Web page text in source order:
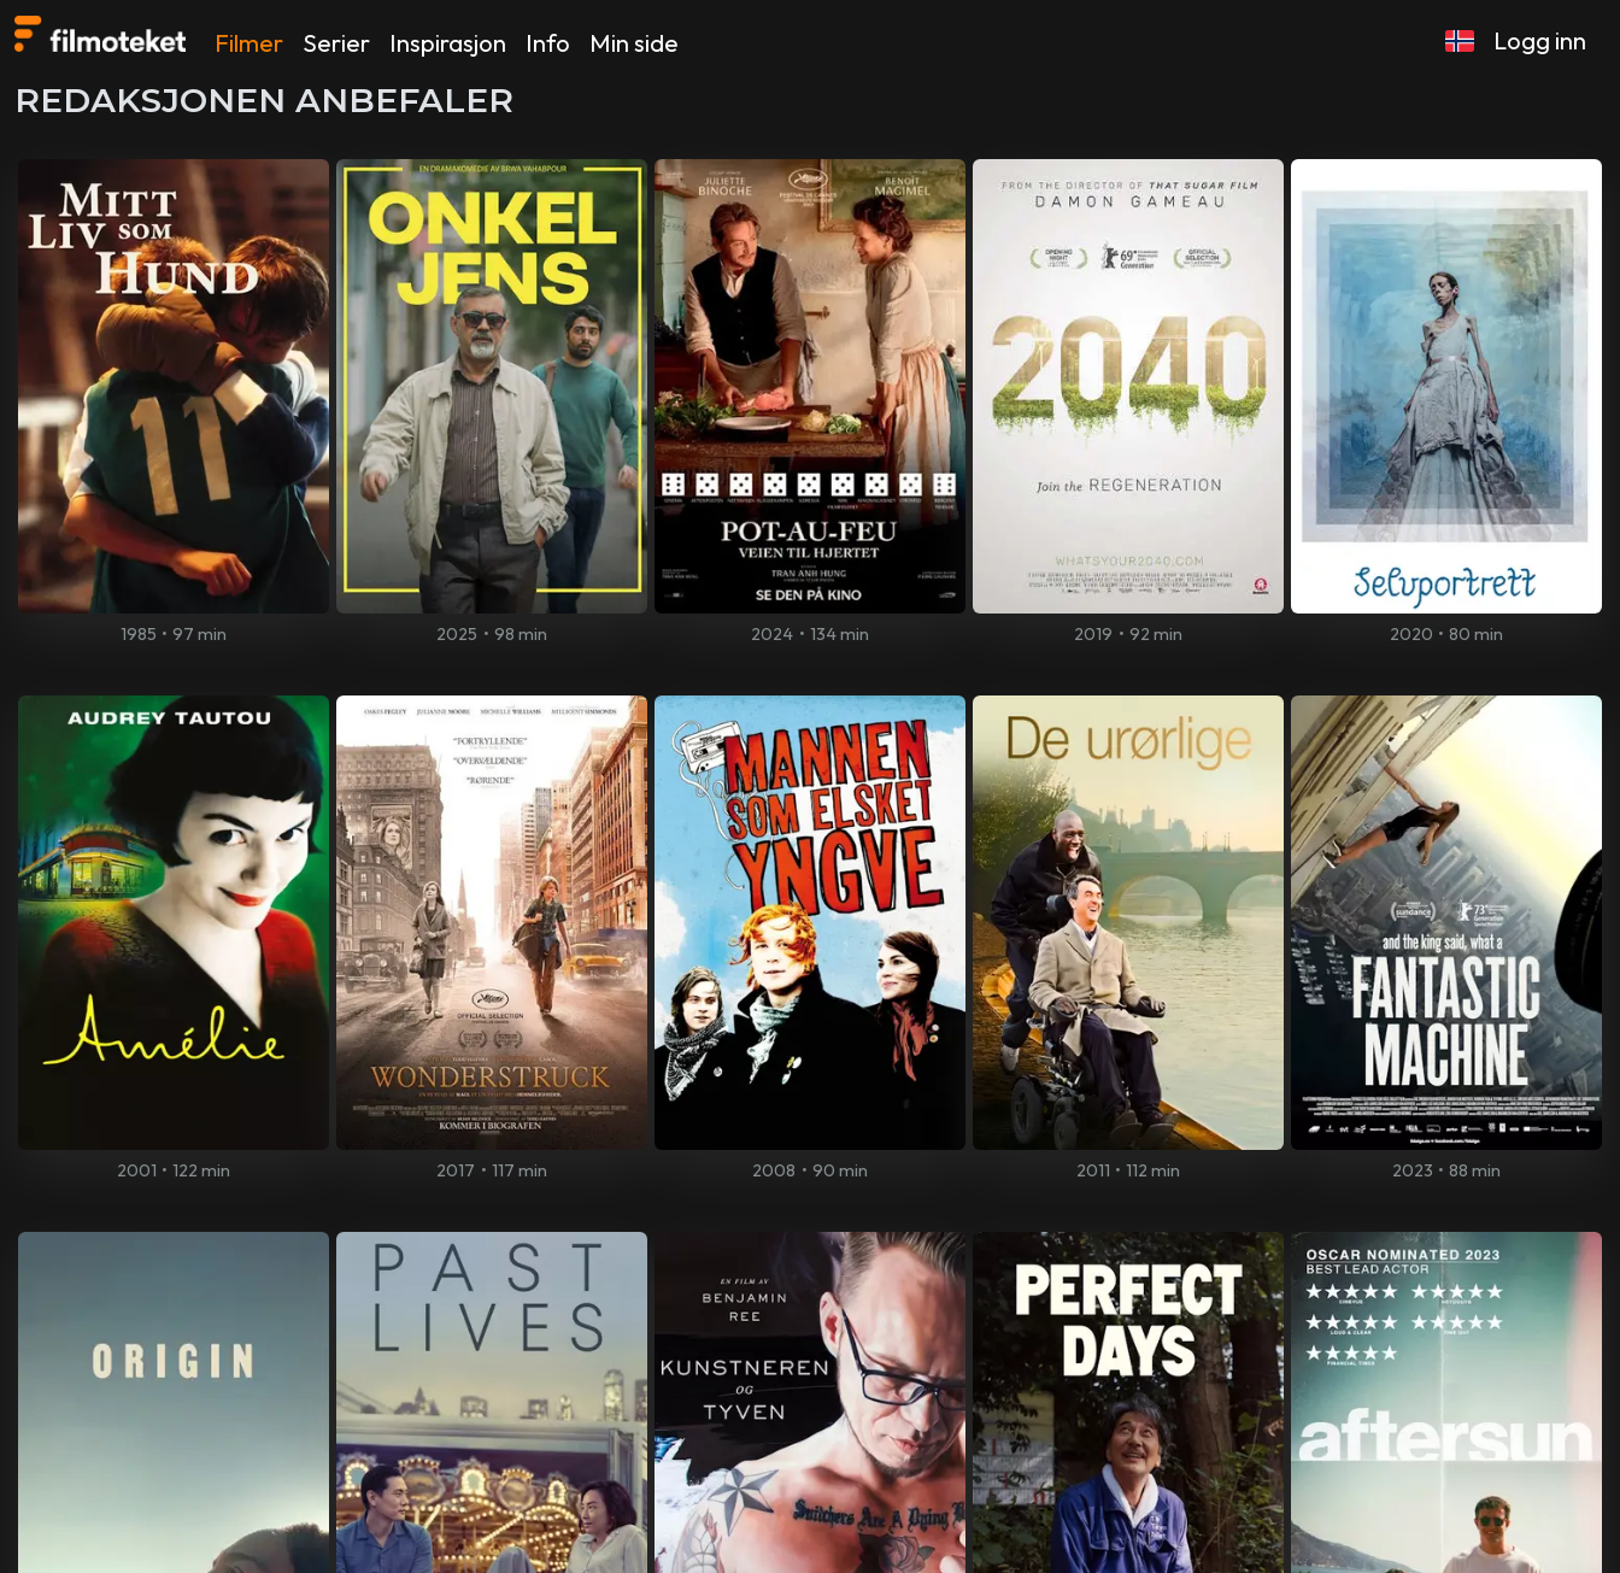
Filmer Serier Inspirasjon Info Min side Logg inn
REDAKSJONEN ANBEFALER
1985 • 97 min 2025 • 98 min 2024 • 134 min 2019 • 92 min 2020 • 80 min
2001 • 122 min 2017 • 117 min 2008 • 90 min 2011 • 112 min 2023 • 88 min